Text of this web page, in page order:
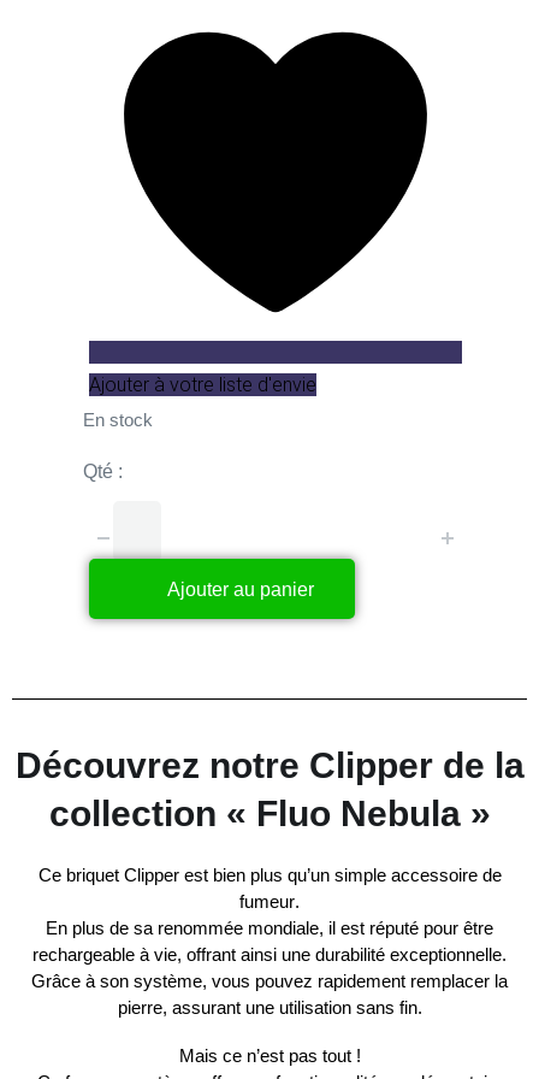
Ajouter à votre liste d'envie
En stock
Qté :
Ajouter au panier
Découvrez notre Clipper de la
collection « Fluo Nebula »
Ce briquet Clipperest bien plus qu’un simple accessoire de
fumeur.
En plus de sa renommée mondiale, il est réputé pour être
rechargeable à vie, offrant ainsi une durabilité exceptionnelle.
Grâce à son système, vous pouvez rapidement remplacer la
pierre, assurant une utilisation sans fin.
Mais ce n’est pas tout !